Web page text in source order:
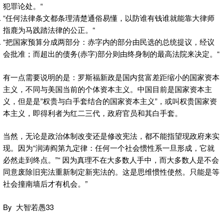
犯罪论处。“
“任何法律条文都条理清楚通俗易懂，以防谁有钱谁就能靠大律师
指鹿为马践踏法律的公正。“
“把国家预算分成两部分：赤字内的部分由民选的总统提议，经议
会批准；而超出的债务(赤字)部分则由终身制的最高法院来决定。“
有一点需要说明的是：罗斯福新政是国内贫富差距缩小的国家资本
主义，不同与美国当前的个体资本主义。中国目前是国家资本主
义，但是是”权贵与白手套结合的国家资本主义”，或叫权贵国家资
本主义，即得利者为红二三代，政府官员和其白手套。
当然，无论是政治体制改变还是修改宪法，都不能指望现政府来实
现。因为“润涛阎第九定律：任何一个社会惯性系一旦形成，它就
必然走到终点。”“ 因为真理不在大多数人手中，而大多数人是不会
同意废除旧宪法重新制定新宪法的。这是思维惯性使然。只能是等
社会撞南墙后才有机会。”
By 大智若愚33